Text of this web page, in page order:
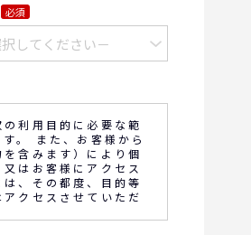
必須
利用目的に必要な範
。 また、お客様から
含みます）により個
はお客様にアクセス
、その都度、目的等
クセスさせていただ